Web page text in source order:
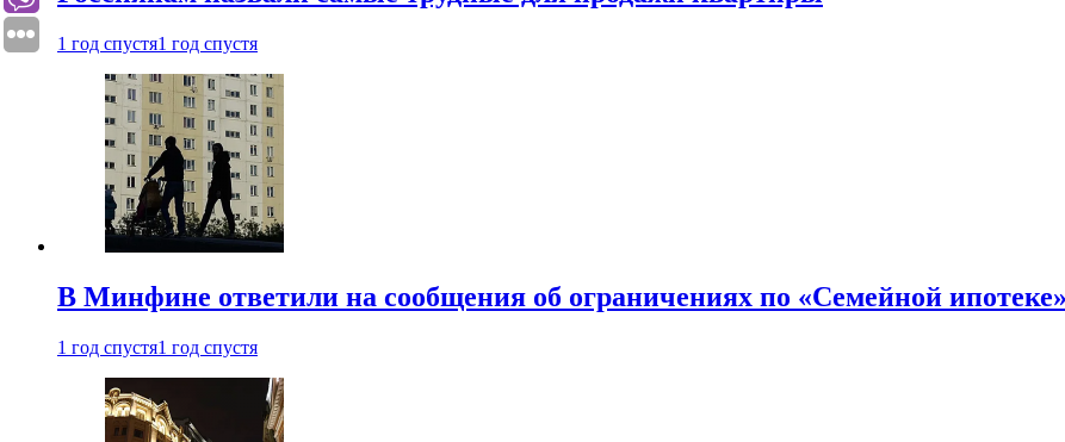
1 год спустя1 год спустя
В Минфине ответили на сообщения об ограничениях по «Семейной ипотеке»
1 год спустя1 год спустя